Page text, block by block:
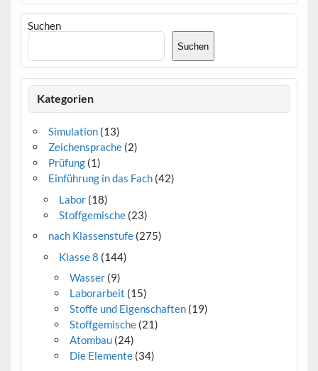
Suchen
Suchen
Kategorien
Simulation(13)
Zeichensprache(2)
Prüfung(1)
Einführung in das Fach(42)
Labor(18)
Stoffgemische(23)
nach Klassenstufe(275)
Klasse 8 (144)
Wasser (9)
Laborarbeit (15)
Stoffe und Eigenschaften (19)
Stoffgemische (21)
Atombau (24)
Die Elemente (34)